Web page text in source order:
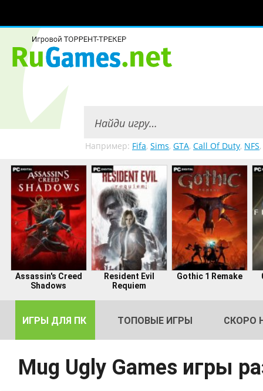
Например: Fifa, Sims, GTA, Call Of Duty, NFS,
Assassin's Creed
Shadows
Resident Evil
Requiem
Gothic 1 Remake
ИГРЫ ДЛЯ ПК ТОПОВЫЕ ИГРЫ СКОРО
Mug Ugly Games игры